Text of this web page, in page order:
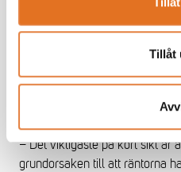
Tillåt
Andreas Carlson (KD),
bostadsbyggandet i allmänhet
– Det viktigaste på kort sikt är
grundorsaken till att räntorna